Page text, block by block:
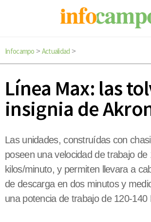
Infocampo > Actualidad >
Línea Max: las
insignia de
Las unidades, construídas con
poseen una velocidad de trabajo de
kilos/minuto, y permiten llevara a
de descarga en dos minutos y
una potencia de trabajo de 120-140